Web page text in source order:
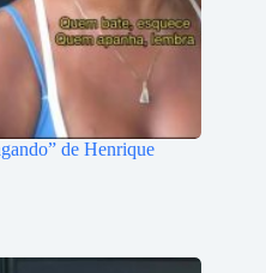
de Henrique